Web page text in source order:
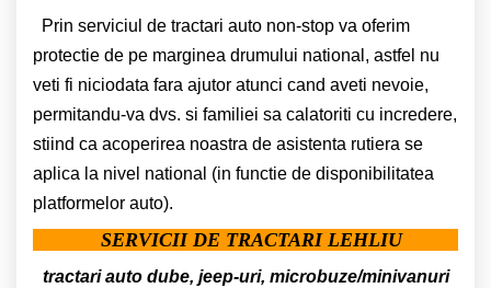
Prin serviciul de tractari auto non-stop va oferim
protectie de pe marginea drumului national, astfel nu
veti fi niciodata fara ajutor atunci cand aveti nevoie,
permitandu-va dvs. si familiei sa calatoriti cu incredere,
stiind ca acoperirea noastra de asistenta rutiera se
aplica la nivel national (in functie de disponibilitatea
platformelor auto).
SERVICII DE TRACTARI LEHLIU
tractari auto dube, jeep-uri, microbuze/minivanuri